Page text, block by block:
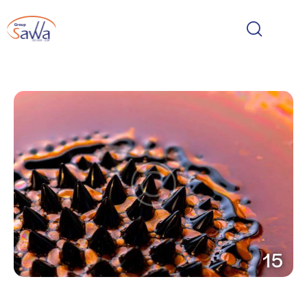
15